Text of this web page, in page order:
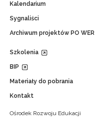
Kalendarium
Sygnaliści
Archiwum projektów PO WER
Szkolenia
BIP
Materiały do pobrania
Kontakt
Ośrodek Rozwoju Edukacji